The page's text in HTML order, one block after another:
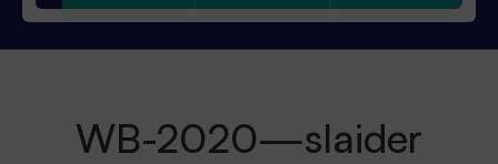
WB-2020—slaider